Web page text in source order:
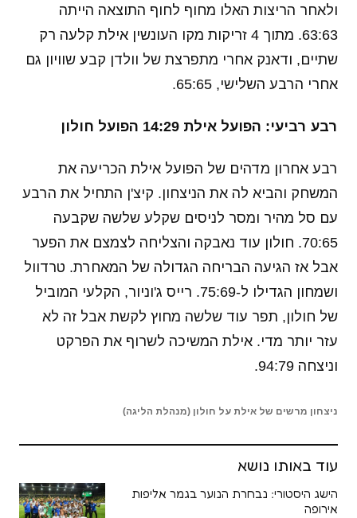
ולאחר הריצות האלו מחוף לחוף התוצאה הייתה
63:63. מתוך 4 זריקות מקו העונשין אילת קלעה רק
שתיים, ודאנק אחרי מתפרצת של וולדן קבע שוויון גם
אחרי הרבע השלישי, 65:65.
רבע רביעי: הפועל אילת 14:29 הפועל חולון
רבע אחרון מדהים של הפועל אילת הכריעה את
המשחק והביא לה את הניצחון. קיצ'ן התחיל את הרבע
עם סל מהיר ומסר לניסים שקלע שלשה שקבעה
70:65. חולון עוד נאבקה והצליחה לצמצם את הפער
אבל אז הגיעה הבריחה הגדולה של המאחרת. טרדוול
ושמחון הגדילו ל-75:69. רייס ג'וניור, הקלעי המוביל
של חולון, תפר עוד שלשה מחוץ לקשת אבל זה לא
עזר יותר מדי. אילת המשיכה לשרוף את הפרקט
וניצחה 94:79.
ניצחון מרשים של אילת על חולון (מנהלת הליגה)
עוד באותו נושא
הישג היסטורי: נבחרת הנוער בגמר אליפות
אירופה